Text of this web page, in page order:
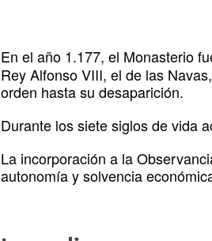
En el año 1.177, el Monasterio
Rey Alfonso VIII, el de las
orden hasta su desaparición.
Durante los siete siglos de vida
La incorporación a la
autonomía y solvencia